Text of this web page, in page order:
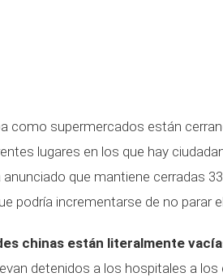
como supermercados están
lugares en los que hay
que mantiene cerradas
podría incrementarse de no parar
chinas están literalmente
detenidos a los hospitales a